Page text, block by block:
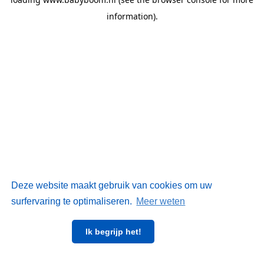
Deze website maakt gebruik van cookies om uw
surfervaring te optimaliseren. Meer weten
Ik begrijp het!
information).